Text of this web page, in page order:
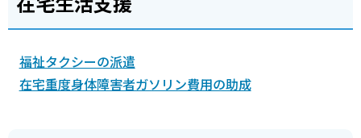
福祉タクシーの派遣
在宅重度身体障害者ガソリン費用の助成